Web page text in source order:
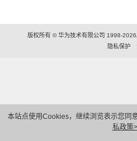
本站点使用Cookies，继续浏览表示您同
私政策>
版权所有 © 华为技术有限公司 1998-
隐私保护